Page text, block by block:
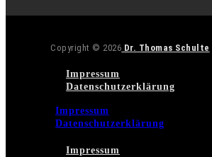
Copyright © 2026 Dr. Thomas Schulte
Impressum
Datenschutzerklärung
Impressum
Datenschutzerklärung
Impressum